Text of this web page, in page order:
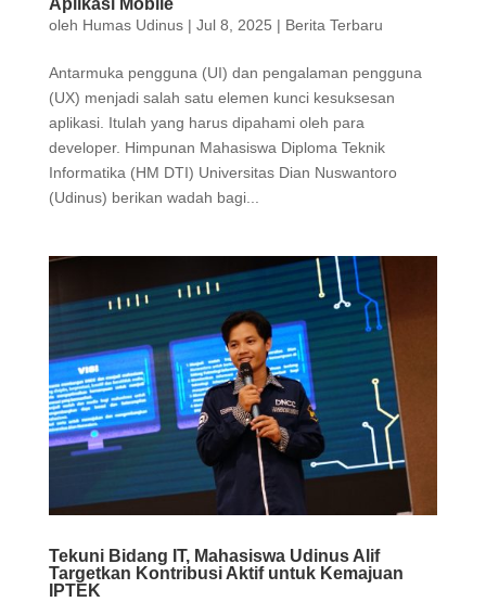
Aplikasi Mobile
oleh Humas Udinus| Jul 8, 2025 | Berita Terbaru
Antarmuka pengguna (UI) dan pengalaman pengguna
(UX) menjadi salah satu elemen kunci kesuksesan
aplikasi. Itulah yang harus dipahami oleh para
developer. Himpunan Mahasiswa Diploma Teknik
Informatika (HM DTI) Universitas Dian Nuswantoro
(Udinus) berikan wadah bagi...
Tekuni Bidang IT, Mahasiswa Udinus Alif
Targetkan Kontribusi Aktif untuk Kemajuan
IPTEK